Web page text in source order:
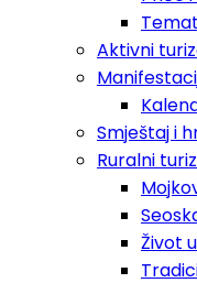
Aktivni
Smještaj i
Ruralni
Život